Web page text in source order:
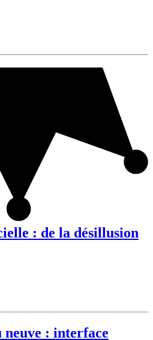
: de la désillusion
: interface